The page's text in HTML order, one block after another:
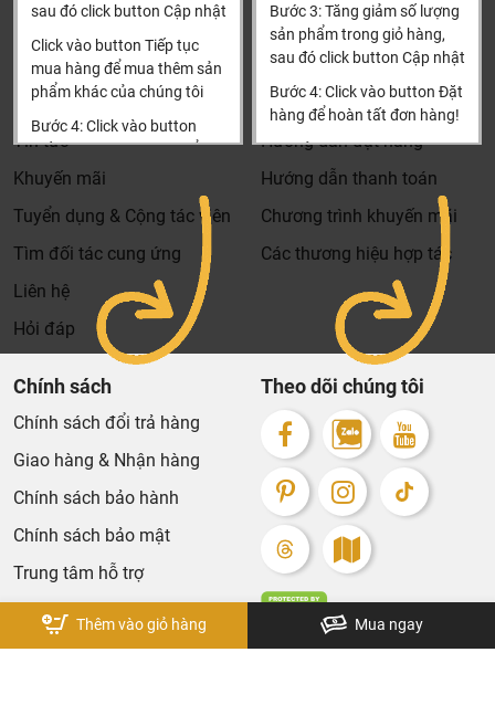
Thêm vào giỏ hàng Mua ngay
sau đó click button Cập nhật
Click vào button Tiếp tục
mua hàng để mua thêm sản
phẩm khác của chúng tôi
Bước 4: Click vào button
Tiến hành thanh toán để
thanh toán đơn hàng của
Xin cảm ơn khách hàng!!!
Bước 3: Tăng giảm số lượng
sản phẩm trong giỏ hàng,
sau đó click button Cập nhật
Bước 4: Click vào button Đặt
hàng để hoàn tất đơn hàng!
Xin cảm ơn khách hàng!!!
0904501766
Thông tin
Tìm đại lý & Hợp tác
Tin tức
Khuyến mãi
Tuyển dụng & Cộng tác viên
Tìm đối tác cung ứng
Liên hệ
Hỏi đáp
Thông tin thêm
Hướng dẫn mua hàng
Hướng dẫn đặt hàng
Hướng dẫn thanh toán
Chương trình khuyến mãi
Các thương hiệu hợp tác
Chính sách
Chính sách đổi trả hàng
Giao hàng & Nhận hàng
Chính sách bảo hành
Chính sách bảo mật
Trung tâm hỗ trợ
Theo dõi chúng tôi